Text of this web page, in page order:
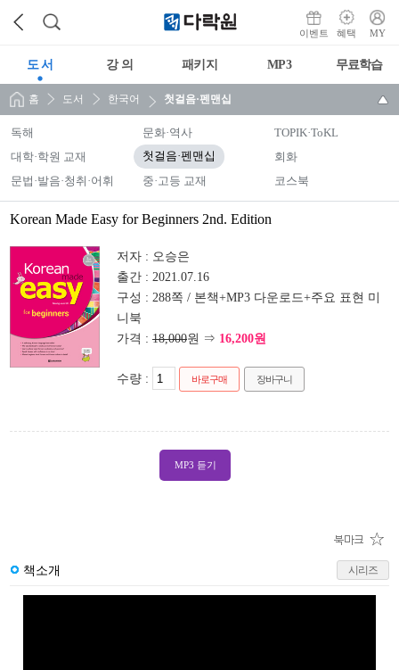
이벤트 혜택 MY
도 서 강 의 패키지 MP3 무료학습
홈 도서 한국어 첫걸음·펜맨십
독해 문화·역사
TOPIK·ToKL
대학·학원 교재
첫걸음·펜맨십
회화
문법·발음·청취·어휘
중·고등 교재 코스북
Korean Made Easy for Beginners 2nd. Edition
저자 : 오승은
출간 : 2021.07.16
구성 : 288쪽 / 본책+MP3 다운로드+주요 표현 미
니북
가격 : 18,000원 ⇒ 16,200원
수량 : 바로구매 장바구니
MP3 듣기
책소개 시리즈